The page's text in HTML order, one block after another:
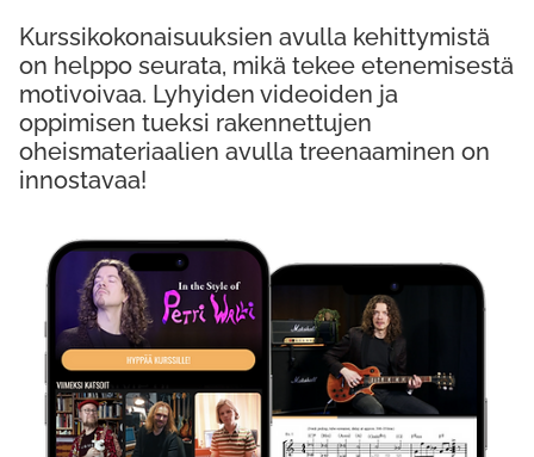
Kokeile Ilmaiseksi
Kurssikokonaisuuksien avulla kehittymistä
on helppo seurata, mikä tekee etenemisestä
motivoivaa. Lyhyiden videoiden ja
oppimisen tueksi rakennettujen
oheismateriaalien avulla treenaaminen on
innostavaa!